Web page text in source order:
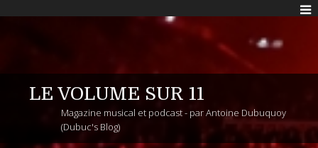
LE VOLUME SUR 11
Magazine musical et podcast - par Antoine Dubuquoy
(Dubuc's Blog)